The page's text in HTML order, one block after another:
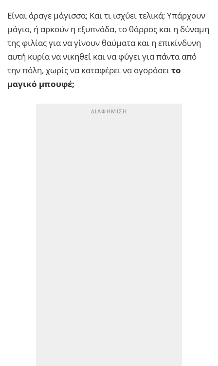
Είναι άραγε μάγισσα; Και τι ισχύει τελικά; Υπάρχουν
μάγια, ή αρκούν η εξυπνάδα, το θάρρος και η δύναμη
της φιλίας για να γίνουν θαύματα και η επικίνδυνη
αυτή κυρία να νικηθεί και να φύγει για πάντα από
την πόλη, χωρίς να καταφέρει να αγοράσειτο
μαγικό μπουφέ;